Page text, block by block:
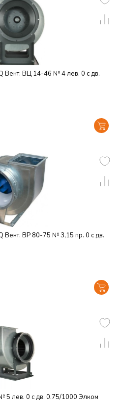
Вент. ВЦ 14-46 № 4 лев. 0 с дв.
Вент. ВР 80-75 № 3,15 пр. 0 с дв.
5 лев. 0 с дв. 0.75/1000 Элком